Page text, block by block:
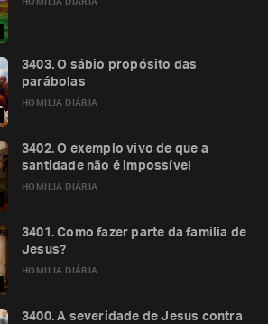
HOMILIA DIÁRIA
HOMILIA DIÁRIA
3403. O sábio propósito das
parábolas
HOMILIA DIÁRIA
3402. O exemplo vivo de que a
santidade não é impossível
HOMILIA DIÁRIA
3401. Como fazer parte da família de
Jesus?
3400. A severidade de Jesus contra